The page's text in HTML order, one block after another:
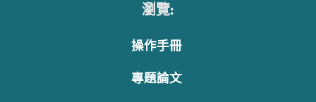
瀏覽:
操作手冊
專題論文